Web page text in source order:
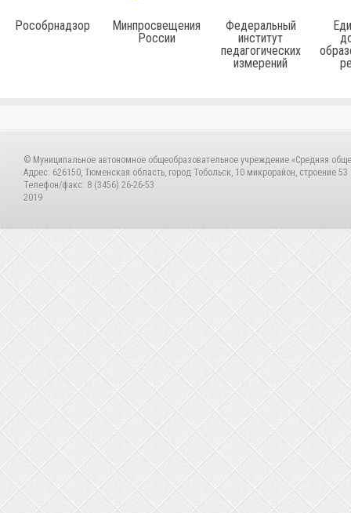
Рособрнадзор
Минпросвещения
России
Федеральный
институт
педагогических
измерений
© Муниципальное автономное общеобразовательное учреждение «Средняя
Адрес: 626150, Тюменская область, город Тобольск, 10 микрорайон, строение 53
Телефон/факс: 8 (3456) 26-26-53
2019